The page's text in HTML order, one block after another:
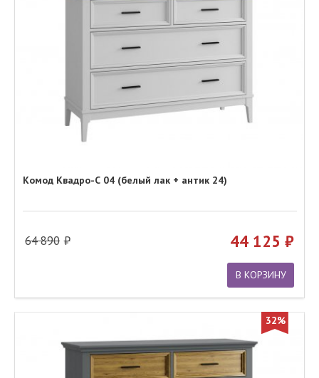
Комод Квадро-С 04 (белый лак + антик 24)
64 890 44 125
В КОРЗИНУ
32%